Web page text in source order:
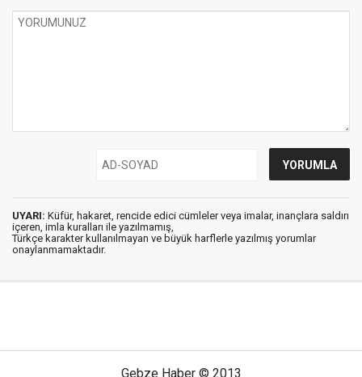
UYARI: Küfür, hakaret, rencide edici cümleler veya imalar, inançlara saldırı
içeren, imla kuralları ile yazılmamış,
Türkçe karakter kullanılmayan ve büyük harflerle yazılmış yorumlar
onaylanmamaktadır.
Gebze Haber © 2013